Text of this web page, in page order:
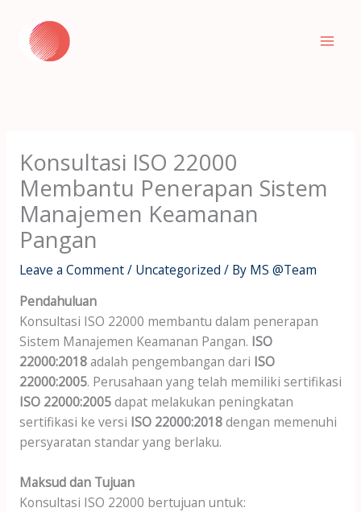
content
Konsultasi ISO 22000
Membantu Penerapan Sistem
Manajemen Keamanan
Pangan
Leave a Comment/ Uncategorized / By MS @Team
Pendahuluan
Konsultasi ISO 22000 membantu dalam penerapan
Sistem Manajemen Keamanan Pangan. ISO
22000:2018adalah pengembangan dari ISO
22000:2005. Perusahaan yang telah memiliki sertifikasi
ISO 22000:2005dapat melakukan peningkatan
sertifikasi ke versi ISO 22000:2018dengan memenuhi
persyaratan standar yang berlaku.
Maksud dan Tujuan
Konsultasi ISO 22000 bertujuan untuk: